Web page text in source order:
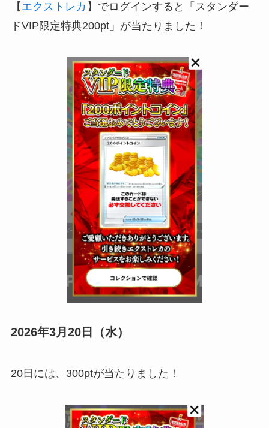
【 エクストレカ 】でログインすると「スタンダー
ドVIP限定特典200pt」が当たりました！
2026年3月20日（水）
20日には、300ptが当たりました！